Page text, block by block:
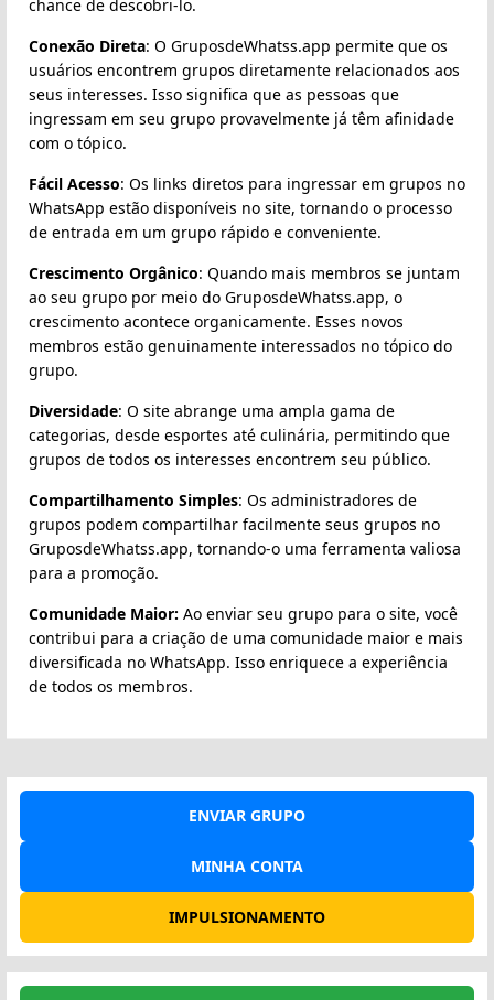
chance de descobri-lo.
Conexão Direta: O GruposdeWhatss.app permite que os
usuários encontrem grupos diretamente relacionados aos
seus interesses. Isso significa que as pessoas que
ingressam em seu grupo provavelmente já têm afinidade
com o tópico.
Fácil Acesso: Os links diretos para ingressar em grupos no
WhatsApp estão disponíveis no site, tornando o processo
de entrada em um grupo rápido e conveniente.
Crescimento Orgânico: Quando mais membros se juntam
ao seu grupo por meio do GruposdeWhatss.app, o
crescimento acontece organicamente. Esses novos
membros estão genuinamente interessados no tópico do
grupo.
Diversidade: O site abrange uma ampla gama de
categorias, desde esportes até culinária, permitindo que
grupos de todos os interesses encontrem seu público.
Compartilhamento Simples: Os administradores de
grupos podem compartilhar facilmente seus grupos no
GruposdeWhatss.app, tornando-o uma ferramenta valiosa
para a promoção.
Comunidade Maior: Ao enviar seu grupo para o site, você
contribui para a criação de uma comunidade maior e mais
diversificada no WhatsApp. Isso enriquece a experiência
de todos os membros.
ENVIAR GRUPO
MINHA CONTA
IMPULSIONAMENTO